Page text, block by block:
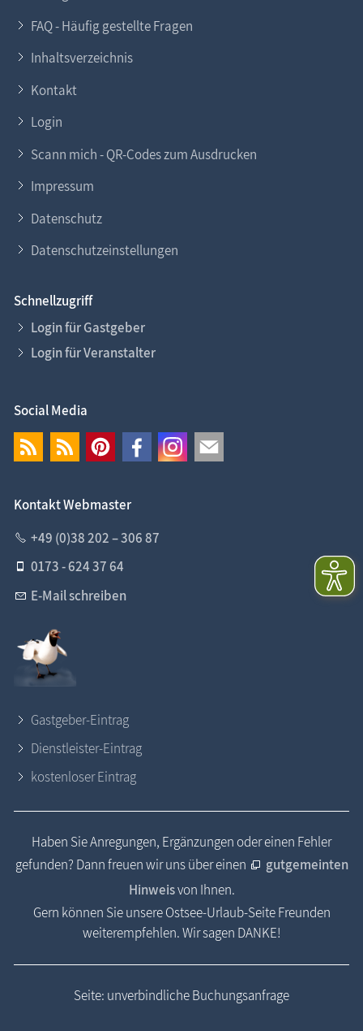
FAQ - Häufig gestellte Fragen
Inhaltsverzeichnis
Kontakt
Login
Scann mich - QR-Codes zum Ausdrucken
Impressum
Datenschutz
Datenschutzeinstellungen
Schnellzugriff
Login für Gastgeber
Login für Veranstalter
Social Media
Kontakt Webmaster
+49 (0)38 202 – 306 87
0173 - 624 37 64
E-Mail schreiben
Gastgeber-Eintrag
Dienstleister-Eintrag
kostenloser Eintrag
Haben Sie Anregungen, Ergänzungen oder einen Fehler
gefunden? Dann freuen wir uns über einen
gutgemeinten
Hinweisvon Ihnen.
Gern können Sie unsere Ostsee-Urlaub-Seite Freunden
weiterempfehlen. Wir sagen DANKE!
Seite: unverbindliche Buchungsanfrage